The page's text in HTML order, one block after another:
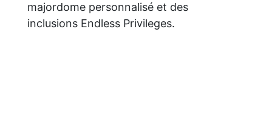
majordome personnalisé et des
inclusions Endless Privileges.